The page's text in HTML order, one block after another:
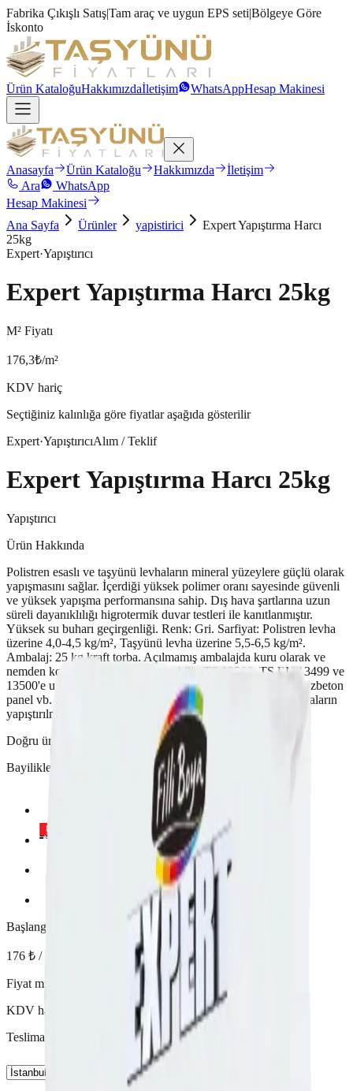
Fabrika Çıkışlı Satış|Tam araç ve uygun EPS seti|Bölgeye Göre
İskonto
Ürün KataloğuHakkımızdaİletişim WhatsAppHesap Makinesi
Anasayfa Ürün Kataloğu Hakkımızda
İletişim
Ara
WhatsApp
Hesap Makinesi
Ana Sayfa
Ürünler yapistirici
Expert Yapıştırma Harcı
25kg
Expert·Yapıştırıcı
Expert Yapıştırma Harcı 25kg
M² Fiyatı
176,3₺/m²
KDV hariç
Seçtiğiniz kalınlığa göre fiyatlar aşağıda gösterilir
Expert·YapıştırıcıAlım / Teklif
Expert Yapıştırma Harcı 25kg
Yapıştırıcı
Ürün Hakkında
Polistren esaslı ve taşyünü levhaların mineral yüzeylere güçlü olarak
yapışmasını sağlar. İçerdiği yüksek polimer oranı sayesinde güvenli
ve yüksek yapışma performansına sahip. Dış hava şartlarına uzun
süreli dayanıklılığı higrotermik duvar testleri ile kanıtlanmıştır.
Yüksek su buharı geçirgenliği. Renk: Gri. Sarfiyat: Polistren levha
üzerine 4,0-4,5 kg/m², Taşyünü levha üzerine 5,5-6,5 kg/m².
Ambalaj: 25 kg kraft torba. Açılmamış ambalajda kuru olarak ve
nemden korunarak 12 ay depolanabilir. TS 13566, TS EN 13499 ve
13500'e uygundur. İç ve dış mekanlarda beton, sıva, tuğla, gazbeton
panel vb. mineral esaslı yüzeylerde, polistren ve taşyünü levhaların
yapıştırılmasında kullanılan çimento esaslı yapıştırıcıdır.
Doğru ürün kombinasyonu için sistem hesaplama önerilir.
Bayilikler
Başlangıç Fiyatı
176 ₺ / paket'ten başlayan
Fiyat miktara göre değişir.
KDV hariç
Teslimat Şehri